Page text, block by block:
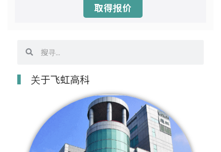
取得报价
寻
关于飞虹高科